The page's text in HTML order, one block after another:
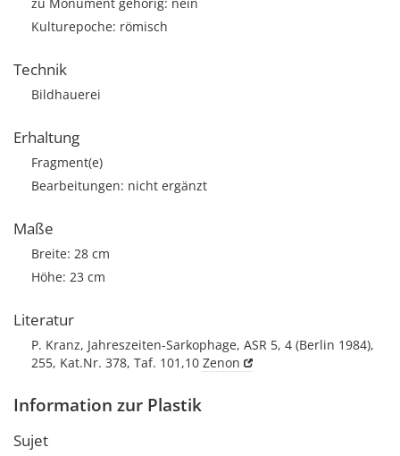
Kulturepoche: römisch
Technik
Bildhauerei
Erhaltung
Fragment(e)
Bearbeitungen: nicht ergänzt
Maße
Breite: 28 cm
Höhe: 23 cm
Literatur
P. Kranz, Jahreszeiten-Sarkophage, ASR 5, 4 (Berlin 1984),
255, Kat.Nr. 378, Taf. 101,10 Zenon
Information zur Plastik
Sujet